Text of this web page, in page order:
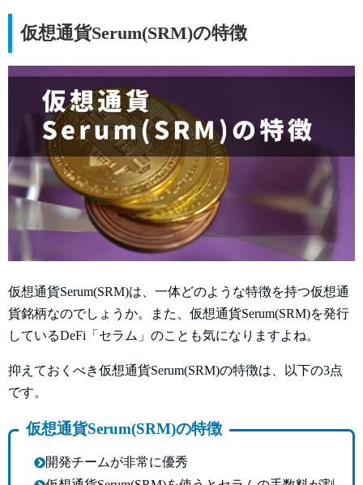
仮想通貨Serum(SRM)の特徴
仮想通貨Serum(SRM)は、一体どのような特徴を持つ仮想通
貨銘柄なのでしょうか。また、仮想通貨Serum(SRM)を発行
しているDeFi「セラム」のことも気になりますよね。
抑えておくべき仮想通貨Serum(SRM)の特徴は、以下の3点
です。
仮想通貨Serum(SRM)の特徴
開発チームが非常に優秀